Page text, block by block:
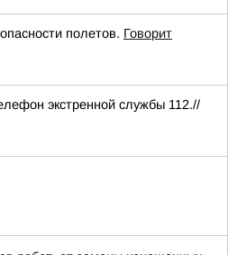
полетов. Говорит
экстренной службы 112.//